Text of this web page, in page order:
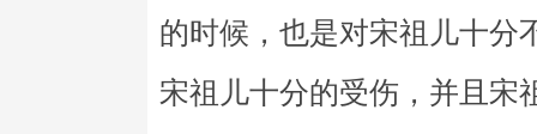
的时候，也是对宋祖儿十分
宋祖儿十分的受伤，并且宋